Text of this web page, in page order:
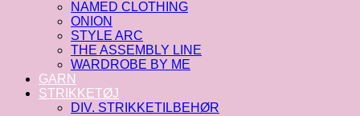
NAMED CLOTHING
ONION
STYLE ARC
THE ASSEMBLY LINE
WARDROBE BY ME
GARN
STRIKKETØJ
DIV. STRIKKETILBEHØR